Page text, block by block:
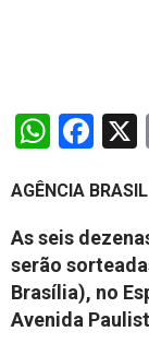
AGÊNCIA BRASIL
As seis
serão
Brasília), no
Avenida